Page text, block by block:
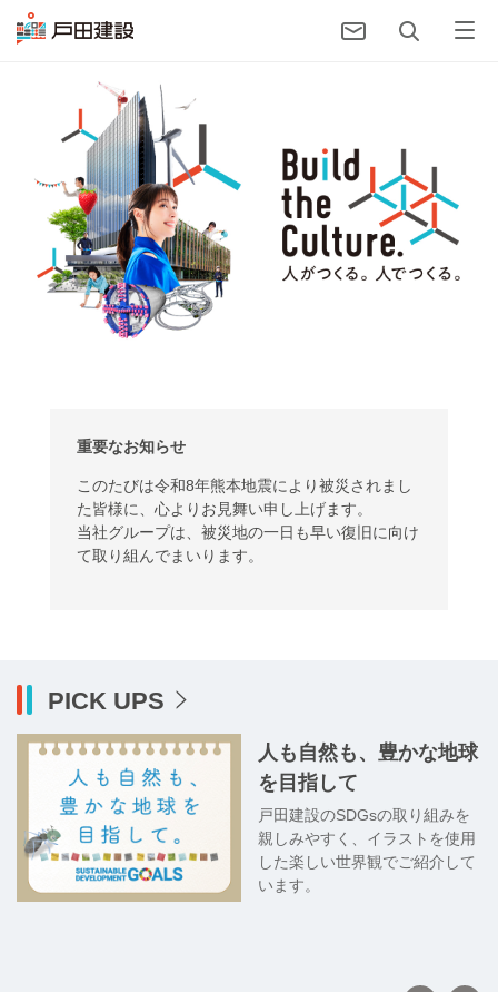
重要なお知らせ
このたびは令和8年熊本地震により被災されまし
た皆様に、心よりお見舞い申し上げます。
当社グループは、被災地の一日も早い復旧に向け
て取り組んでまいります。
PICK UPS
人も自然も、豊かな地球
を目指して
戸田建設のSDGsの取り組みを
親しみやすく、イラストを使用
した楽しい世界観でご紹介して
います。